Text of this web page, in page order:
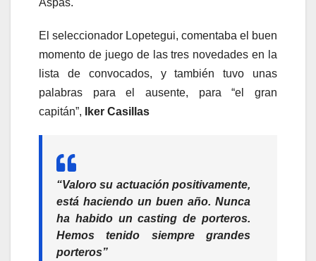
Aspas.
El seleccionador Lopetegui, comentaba el buen
momento de juego de las tres novedades en la
lista de convocados, y también tuvo unas
palabras para el ausente, para “el gran
capitán”,
Iker Casillas
“Valoro su actuación positivamente,
está haciendo un buen año. Nunca
ha habido un casting de porteros.
Hemos tenido siempre grandes
porteros”